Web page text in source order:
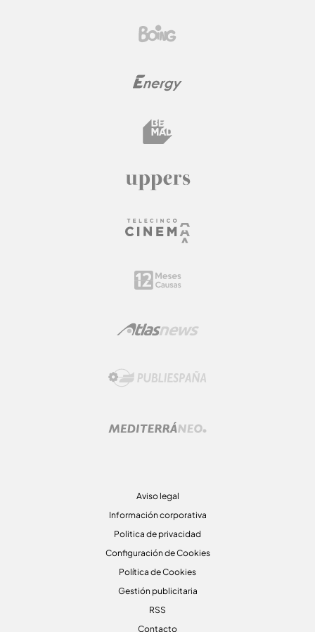
Aviso legal
Información corporativa
Politica de privacidad
Configuración de Cookies
Política de Cookies
Gestión publicitaria
RSS
Contacto